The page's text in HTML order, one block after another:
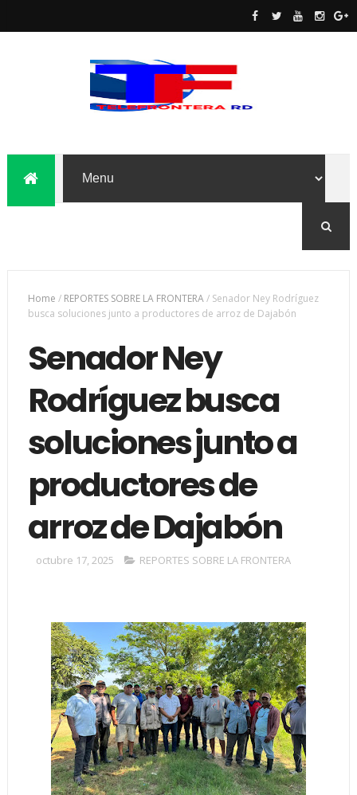
Home / REPORTES SOBRE LA FRONTERA/ Senador Ney Rodríguez
busca soluciones junto a productores de arroz de Dajabón
Senador Ney
Rodríguez busca
soluciones junto a
productores de
arroz de Dajabón
octubre 17, 2025 REPORTES SOBRE LA FRONTERA